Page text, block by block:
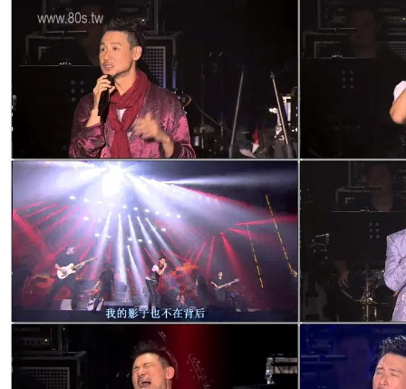
11. 控诉
12. 我醒着做梦
13. 在你身边
14. 慢慢
15. 忘记你我做不到
16. 吻别